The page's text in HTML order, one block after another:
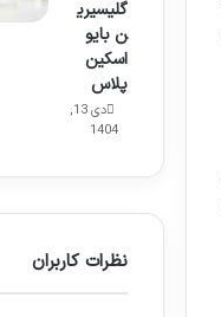
گلیسیری
ن بایو
اسکین
پلاس
دی 13,
1404
نظرات کاربران